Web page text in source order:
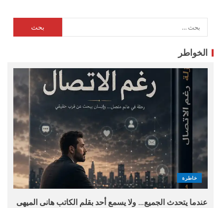
الخواطر
خاطرة
عندما يتحدث الجميع… ولا يسمع أحد بقلم الكاتب هانى الميهى